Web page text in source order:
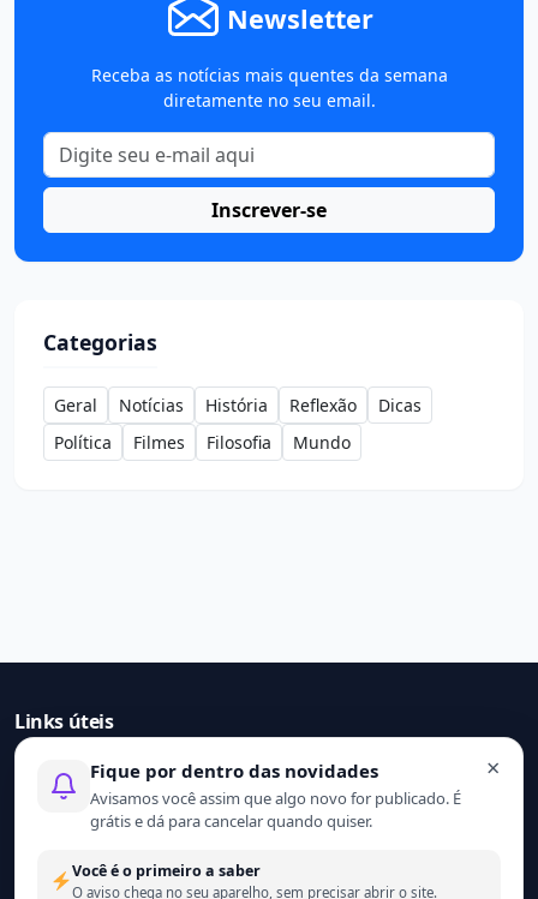
Newsletter
Receba as notícias mais quentes da semana
diretamente no seu email.
Inscrever-se
Categorias
Geral Notícias História Reflexão
Dicas
Política
Filmes Filosofia Mundo
Links úteis
Início
Contato
Sobre nós
Termo de uso
Política de privacidade
×
Fique por dentro das novidades
Avisamos você assim que algo novo for publicado. É
grátis e dá para cancelar quando quiser.
Você é o primeiro a saber
O aviso chega no seu aparelho, sem precisar abrir o site.